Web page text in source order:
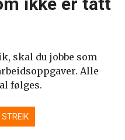
skal du jobbe som
Alle
følges.